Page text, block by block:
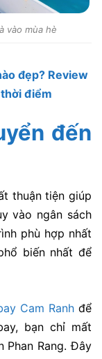
vào mùa hè
đẹp? Review
điểm
đến
thuận tiện giúp
vào ngân sách
phù hợp nhất
biến nhất để
Cam Ranhđể
bạn chỉ mất
Phan Rang. Đây